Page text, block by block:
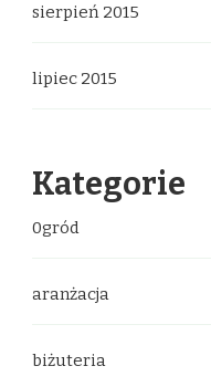
sierpień 2015
lipiec 2015
Kategorie
0gród
aranżacja
biżuteria